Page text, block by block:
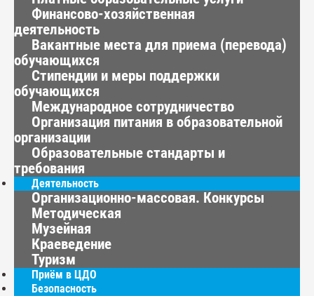
Финансово-хозяйственная
деятельность
Вакантные места для приема (перевода)
обучающихся
Стипендии и меры поддержки
обучающихся
Международное сотрудничество
Организация питания в образовательной
организации
Образовательные стандарты и
требования
Деятельность
Организационно-массовая. Конкурсы
Методическая
Музейная
Краеведение
Туризм
Приём в ЦДО
Безопасность